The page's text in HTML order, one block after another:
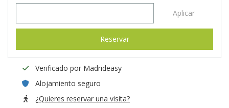
Aplicar
Reservar
Verificado por Madrideasy
Alojamiento seguro
¿Quieres reservar una visita?